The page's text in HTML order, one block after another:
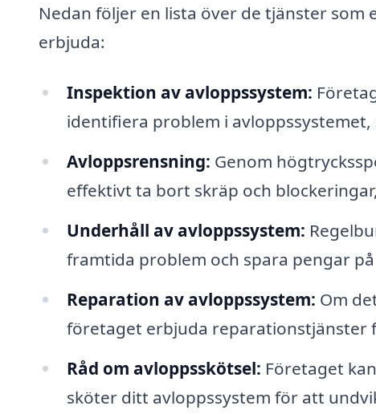
Nedan följer en lista över de tjänster
erbjuda:
Inspektion av avloppssystem:
identifiera problem i
Avloppsrensning: Genom
effektivt ta bort skräp och
Underhåll av avloppssystem:
framtida problem och spara pengar
Reparation av avloppssystem: Om
företaget erbjuda reparationstjänster
Råd om avloppsskötsel: Företaget
sköter ditt avloppssystem för att